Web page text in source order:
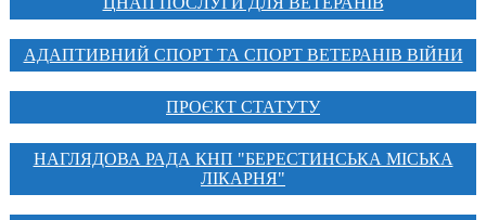
АДАПТИВНИЙ СПОРТ ТА СПОРТ ВЕТЕРАНІВ ВІЙНИ
ПРОЄКТ СТАТУТУ
НАГЛЯДОВА РАДА КНП "БЕРЕСТИНСЬКА МІСЬКА
ЛІКАРНЯ"